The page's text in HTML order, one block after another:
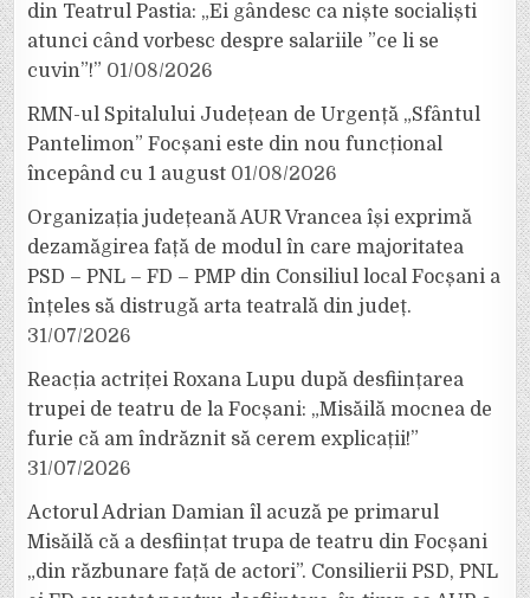
din Teatrul Pastia: „Ei gândesc ca niște socialiști
atunci când vorbesc despre salariile ”ce li se
cuvin”!” 01/08/2026
RMN-ul Spitalului Județean de Urgență „Sfântul
Pantelimon” Focșani este din nou funcțional
începând cu 1 august 01/08/2026
Organizația județeană AUR Vrancea își exprimă
dezamăgirea față de modul în care majoritatea
PSD – PNL – FD – PMP din Consiliul local Focșani a
înțeles să distrugă arta teatrală din județ.
31/07/2026
Reacția actriței Roxana Lupu după desființarea
trupei de teatru de la Focșani: „Misăilă mocnea de
furie că am îndrăznit să cerem explicații!”
31/07/2026
Actorul Adrian Damian îl acuză pe primarul
Misăilă că a desființat trupa de teatru din Focșani
„din răzbunare față de actori”. Consilierii PSD, PNL